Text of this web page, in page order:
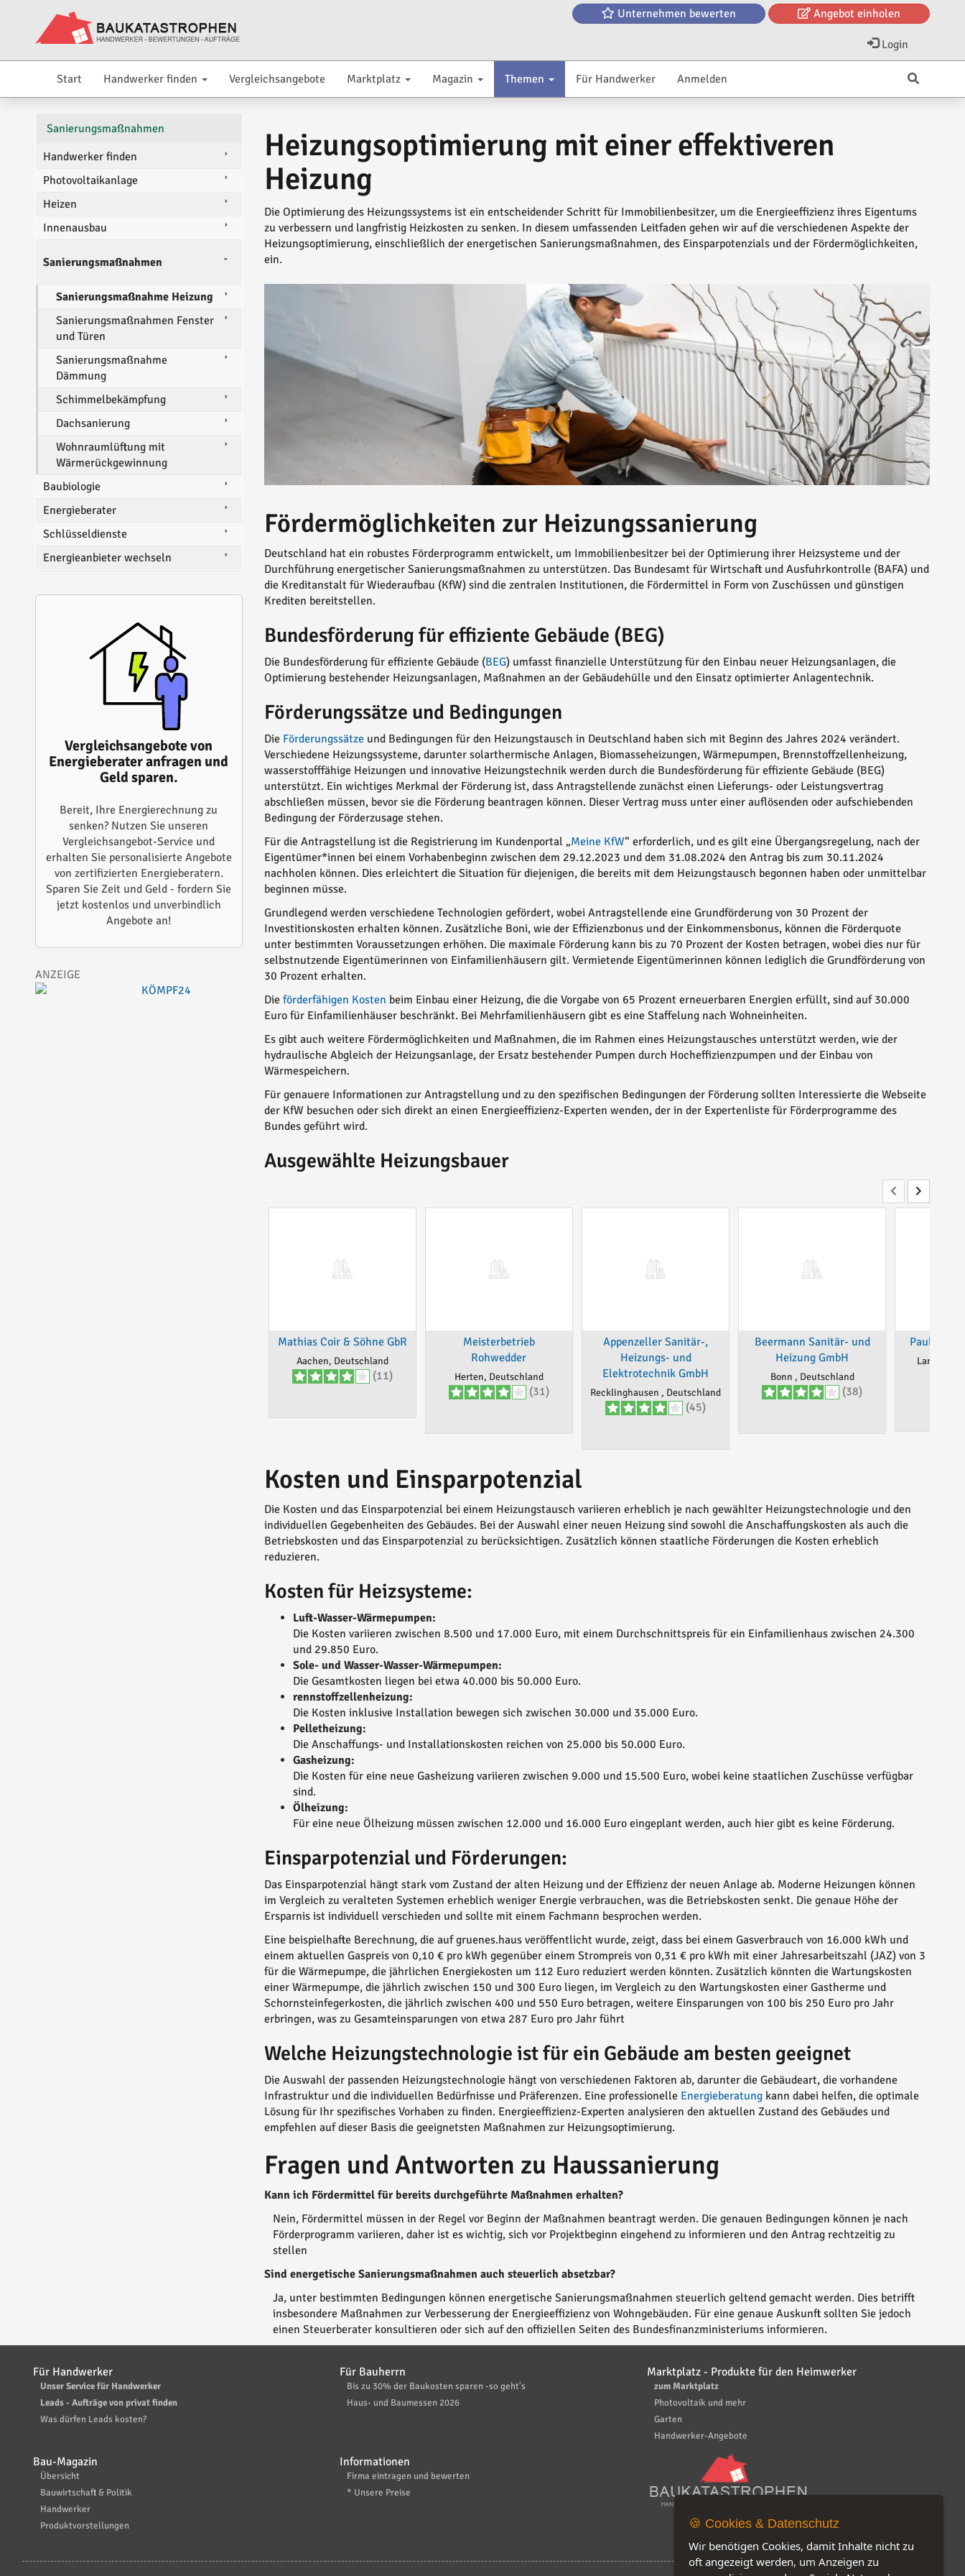
Unternehmen bewerten Angebot einholen
Login
Start Handwerker finden Vergleichsangebote Marktplatz Magazin Themen Für Handwerker Anmelden
Heizungsoptimierung mit einer effektiveren
Heizung
Die Optimierung des Heizungssystems ist ein entscheidender Schritt für Immobilienbesitzer, um die Energieeffizienz ihres Eigentums
zu verbessern und langfristig Heizkosten zu senken. In diesem umfassenden Leitfaden gehen wir auf die verschiedenen Aspekte der
Heizungsoptimierung, einschließlich der energetischen Sanierungsmaßnahmen, des Einsparpotenzials und der Fördermöglichkeiten,
ein.
Fördermöglichkeiten zur Heizungssanierung
Deutschland hat ein robustes Förderprogramm entwickelt, um Immobilienbesitzer bei der Optimierung ihrer Heizsysteme und der
Durchführung energetischer Sanierungsmaßnahmen zu unterstützen. Das Bundesamt für Wirtschaft und Ausfuhrkontrolle (BAFA) und
die Kreditanstalt für Wiederaufbau (KfW) sind die zentralen Institutionen, die Fördermittel in Form von Zuschüssen und günstigen
Krediten bereitstellen.
Bundesförderung für effiziente Gebäude (BEG)
Die Bundesförderung für effiziente Gebäude (BEG) umfasst finanzielle Unterstützung für den Einbau neuer Heizungsanlagen, die
Optimierung bestehender Heizungsanlagen, Maßnahmen an der Gebäudehülle und den Einsatz optimierter Anlagentechnik.
Förderungssätze und Bedingungen
Die Förderungssätzeund Bedingungen für den Heizungstausch in Deutschland haben sich mit Beginn des Jahres 2024 verändert.
Verschiedene Heizungssysteme, darunter solarthermische Anlagen, Biomasseheizungen, Wärmepumpen, Brennstoffzellenheizung,
wasserstofffähige Heizungen und innovative Heizungstechnik werden durch die Bundesförderung für effiziente Gebäude (BEG)
unterstützt. Ein wichtiges Merkmal der Förderung ist, dass Antragstellende zunächst einen Lieferungs- oder Leistungsvertrag
abschließen müssen, bevor sie die Förderung beantragen können. Dieser Vertrag muss unter einer auflösenden oder aufschiebenden
Bedingung der Förderzusage stehen.
Für die Antragstellung ist die Registrierung im Kundenportal „Meine KfW“ erforderlich, und es gilt eine Übergangsregelung, nach der
Eigentümer*innen bei einem Vorhabenbeginn zwischen dem 29.12.2023 und dem 31.08.2024 den Antrag bis zum 30.11.2024
nachholen können. Dies erleichtert die Situation für diejenigen, die bereits mit dem Heizungstausch begonnen haben oder unmittelbar
beginnen müsse.
Grundlegend werden verschiedene Technologien gefördert, wobei Antragstellende eine Grundförderung von 30 Prozent der
Investitionskosten erhalten können. Zusätzliche Boni, wie der Effizienzbonus und der Einkommensbonus, können die Förderquote
unter bestimmten Voraussetzungen erhöhen. Die maximale Förderung kann bis zu 70 Prozent der Kosten betragen, wobei dies nur für
selbstnutzende Eigentümerinnen von Einfamilienhäusern gilt. Vermietende Eigentümerinnen können lediglich die Grundförderung von
30 Prozent erhalten.
Die förderfähigen Kosten beim Einbau einer Heizung, die die Vorgabe von 65 Prozent erneuerbaren Energien erfüllt, sind auf 30.000
Euro für Einfamilienhäuser beschränkt. Bei Mehrfamilienhäusern gibt es eine Staffelung nach Wohneinheiten.
Es gibt auch weitere Fördermöglichkeiten und Maßnahmen, die im Rahmen eines Heizungstausches unterstützt werden, wie der
hydraulische Abgleich der Heizungsanlage, der Ersatz bestehender Pumpen durch Hocheffizienzpumpen und der Einbau von
Wärmespeichern.
Für genauere Informationen zur Antragstellung und zu den spezifischen Bedingungen der Förderung sollten Interessierte die Webseite
der KfW besuchen oder sich direkt an einen Energieeffizienz-Experten wenden, der in der Expertenliste für Förderprogramme des
Bundes geführt wird.
Ausgewählte Heizungsbauer
Mathias Coir & Söhne GbR
Aachen, Deutschland
(11)
Meisterbetrieb
Rohwedder
Herten, Deutschland
(31)
Appenzeller Sanitär-,
Heizungs- und
Elektrotechnik GmbH
Recklinghausen , Deutschland
(45)
Beermann Sanitär- und
Heizung GmbH
Bonn , Deutschland
(38)
Paulzen
Kosten und Einsparpotenzial
Die Kosten und das Einsparpotenzial bei einem Heizungstausch variieren erheblich je nach gewählter Heizungstechnologie und den
individuellen Gegebenheiten des Gebäudes. Bei der Auswahl einer neuen Heizung sind sowohl die Anschaffungskosten als auch die
Betriebskosten und das Einsparpotenzial zu berücksichtigen. Zusätzlich können staatliche Förderungen die Kosten erheblich
reduzieren.
Kosten für Heizsysteme:
Luft-Wasser-Wärmepumpen:
Die Kosten variieren zwischen 8.500 und 17.000 Euro, mit einem Durchschnittspreis für ein Einfamilienhaus zwischen 24.300
und 29.850 Euro.
Sole- und Wasser-Wasser-Wärmepumpen:
Die Gesamtkosten liegen bei etwa 40.000 bis 50.000 Euro.
rennstoffzellenheizung:
Die Kosten inklusive Installation bewegen sich zwischen 30.000 und 35.000 Euro.
Pelletheizung:
Die Anschaffungs- und Installationskosten reichen von 25.000 bis 50.000 Euro.
Gasheizung:
Die Kosten für eine neue Gasheizung variieren zwischen 9.000 und 15.500 Euro, wobei keine staatlichen Zuschüsse verfügbar
sind.
Ölheizung:
Für eine neue Ölheizung müssen zwischen 12.000 und 16.000 Euro eingeplant werden, auch hier gibt es keine Förderung.
Einsparpotenzial und Förderungen:
Das Einsparpotenzial hängt stark vom Zustand der alten Heizung und der Effizienz der neuen Anlage ab. Moderne Heizungen können
im Vergleich zu veralteten Systemen erheblich weniger Energie verbrauchen, was die Betriebskosten senkt. Die genaue Höhe der
Ersparnis ist individuell verschieden und sollte mit einem Fachmann besprochen werden.
Eine beispielhafte Berechnung, die auf gruenes.haus veröffentlicht wurde, zeigt, dass bei einem Gasverbrauch von 16.000 kWh und
einem aktuellen Gaspreis von 0,10 € pro kWh gegenüber einem Strompreis von 0,31 € pro kWh mit einer Jahresarbeitszahl (JAZ) von 3
für die Wärmepumpe, die jährlichen Energiekosten um 112 Euro reduziert werden könnten. Zusätzlich könnten die Wartungskosten
einer Wärmepumpe, die jährlich zwischen 150 und 300 Euro liegen, im Vergleich zu den Wartungskosten einer Gastherme und
Schornsteinfegerkosten, die jährlich zwischen 400 und 550 Euro betragen, weitere Einsparungen von 100 bis 250 Euro pro Jahr
erbringen, was zu Gesamteinsparungen von etwa 287 Euro pro Jahr führt
Welche Heizungstechnologie ist für ein Gebäude am besten geeignet
Die Auswahl der passenden Heizungstechnologie hängt von verschiedenen Faktoren ab, darunter die Gebäudeart, die vorhandene
Infrastruktur und die individuellen Bedürfnisse und Präferenzen. Eine professionelle Energieberatung kann dabei helfen, die optimale
Lösung für Ihr spezifisches Vorhaben zu finden. Energieeffizienz-Experten analysieren den aktuellen Zustand des Gebäudes und
empfehlen auf dieser Basis die geeignetsten Maßnahmen zur Heizungsoptimierung.
Fragen und Antworten zu Haussanierung
Kann ich Fördermittel für bereits durchgeführte Maßnahmen erhalten?
Nein, Fördermittel müssen in der Regel vor Beginn der Maßnahmen beantragt werden. Die genauen Bedingungen können je nach
Förderprogramm variieren, daher ist es wichtig, sich vor Projektbeginn eingehend zu informieren und den Antrag rechtzeitig zu
stellen
Sind energetische Sanierungsmaßnahmen auch steuerlich absetzbar?
Ja, unter bestimmten Bedingungen können energetische Sanierungsmaßnahmen steuerlich geltend gemacht werden. Dies betrifft
insbesondere Maßnahmen zur Verbesserung der Energieeffizienz von Wohngebäuden. Für eine genaue Auskunft sollten Sie jedoch
einen Steuerberater konsultieren oder sich auf den offiziellen Seiten des Bundesfinanzministeriums informieren.
Sanierungsmaßnahmen
Handwerker finden
Photovoltaikanlage
Heizen
Innenausbau
Sanierungsmaßnahmen
Sanierungsmaßnahme Heizung
Sanierungsmaßnahmen Fenster
und Türen
Sanierungsmaßnahme
Dämmung
Schimmelbekämpfung
Dachsanierung
Wohnraumlüftung mit
Wärmerückgewinnung
Baubiologie
Energieberater
Schlüsseldienste
Energieanbieter wechseln
Vergleichsangebote von
Energieberater anfragen und
Geld sparen.
Bereit, Ihre Energierechnung zu
senken? Nutzen Sie unseren
Vergleichsangebot-Service und
erhalten Sie personalisierte Angebote
von zertifizierten Energieberatern.
Sparen Sie Zeit und Geld - fordern Sie
jetzt kostenlos und unverbindlich
Angebote an!
Für Handwerker
Unser Service für Handwerker
Leads - Aufträge von privat finden
Was dürfen Leads kosten?
Für Bauherrn
Bis zu 30% der Baukosten sparen -so geht's
Haus- und Baumessen 2026
Marktplatz - Produkte für den Heimwerker
zum Marktplatz
Photovoltaik und mehr
Garten
Handwerker-Angebote
Bau-Magazin
Übersicht
Bauwirtschaft & Politik
Handwerker
Produktvorstellungen
Informationen
Firma eintragen und bewerten
* Unsere Preise
🍪 Cookies & Datenschutz
Wir benötigen Cookies, damit Inhalte nicht zu
oft angezeigt werden, um Anzeigen zu